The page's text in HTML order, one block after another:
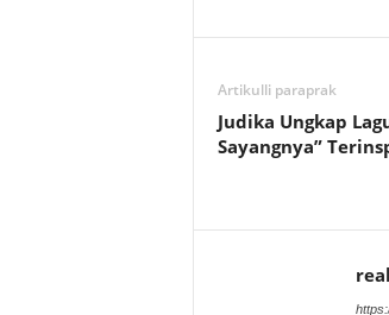
Artikulli paraprak
Judika Ungkap
Sayangnya”